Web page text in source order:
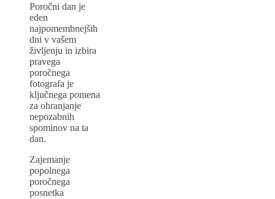
Poročni dan je
eden
najpomembnejših
dni v vašem
življenju in izbira
pravega
poročnega
fotografa je
ključnega pomena
za ohranjanje
nepozabnih
spominov na ta
dan.
Zajemanje
popolnega
poročnega
posnetka